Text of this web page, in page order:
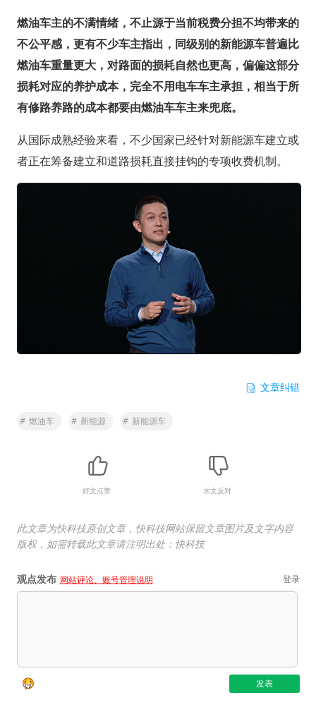
燃油车主的不满情绪，不止源于当前税费分担不均带来的
不公平感，更有不少车主指出，同级别的新能源车普遍比
燃油车重量更大，对路面的损耗自然也更高，偏偏这部分
损耗对应的养护成本，完全不用电车车主承担，相当于所
有修路养路的成本都要由燃油车车主来兜底。
从国际成熟经验来看，不少国家已经针对新能源车建立或
者正在筹备建立和道路损耗直接挂钩的专项收费机制。
文章纠错
# 燃油车 # 新能源 # 新能源车
好文点赞 水文反对
此文章为快科技原创文章，快科技网站保留文章图片及文字内容
版权，如需转载此文章请注明出处：快科技
观点发布 网站评论、账号管理说明 登录